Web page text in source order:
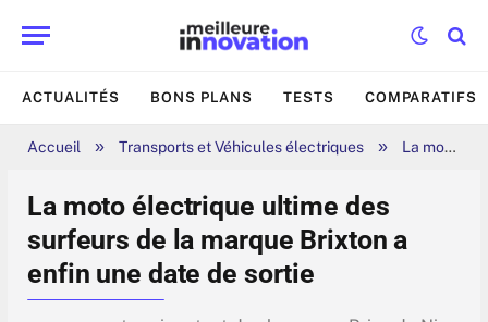
ACTUALITÉS BONS PLANS TESTS COMPARATIFS
Accueil » Transports et Véhicules électriques » La moto électrique ultime des surfeurs de la marque Brixton a enfin une date de sortie
La moto électrique ultime des
surfeurs de la marque Brixton a
enfin une date de sortie